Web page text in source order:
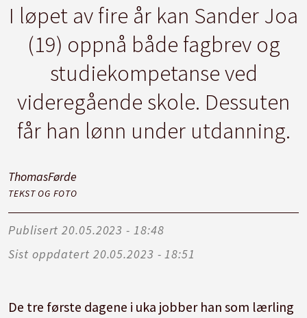
I løpet av fire år kan Sander Joa
(19) oppnå både fagbrev og
studiekompetanse ved
videregående skole. Dessuten
får han lønn under utdanning.
ThomasFørde
TEKST OG FOTO
Publisert
20.05.2023 - 18:48
Sist oppdatert
20.05.2023 - 18:51
De tre første dagene i uka jobber han som lærling